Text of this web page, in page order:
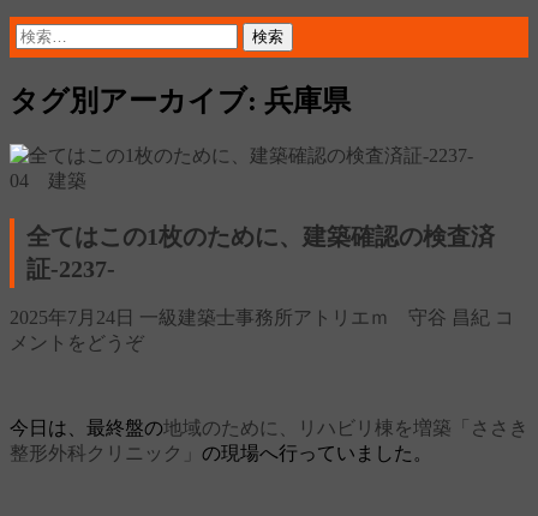
検
索:
タグ別アーカイブ: 兵庫県
04 建築
全てはこの1枚のために、建築確認の検査済
証‐2237‐
2025年7月24日 一級建築士事務所アトリエｍ 守谷 昌紀 コ
メントをどうぞ
今日は、最終盤の地域のために、リハビリ棟を増築「ささき
整形外科クリニック」 の現場へ行っていました。